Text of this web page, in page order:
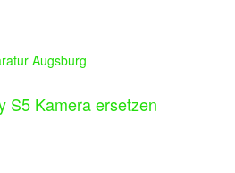
S5 Kamera ersetzen